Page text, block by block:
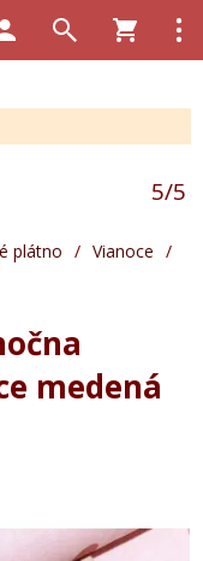
5/5
plátno / Vianoce /
medená